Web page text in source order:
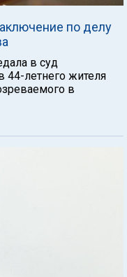
по делу
в суд
44-летнего жителя
в